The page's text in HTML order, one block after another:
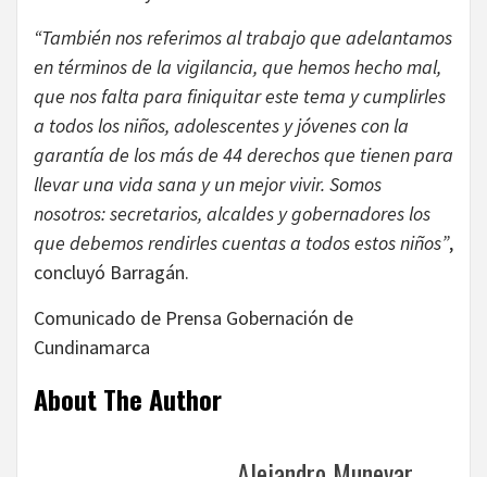
“También nos referimos al trabajo que adelantamos
en términos de la vigilancia, que hemos hecho mal,
que nos falta para finiquitar este tema y cumplirles
a todos los niños, adolescentes y jóvenes con la
garantía de los más de 44 derechos que tienen para
llevar una vida sana y un mejor vivir. Somos
nosotros: secretarios, alcaldes y gobernadores los
que debemos rendirles cuentas a todos estos niños”,
concluyó Barragán.
Comunicado de Prensa Gobernación de
Cundinamarca
About The Author